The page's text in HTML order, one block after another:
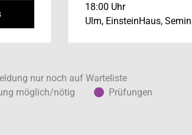
18:00 Uhr
Ulm, EinsteinHaus,
nur noch auf Warteliste
möglich/nötig Prüfungen